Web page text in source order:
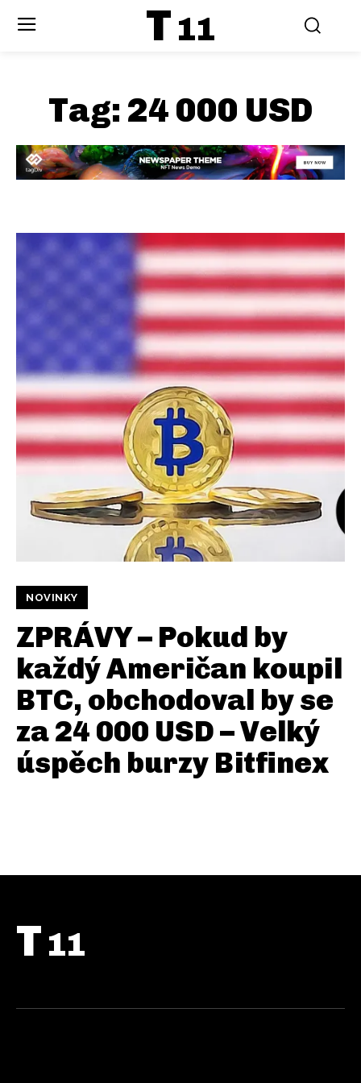
T 11
Tag: 24 000 USD
NOVINKY
ZPRÁVY – Pokud by
každý Američan koupil
BTC, obchodoval by se
za 24 000 USD – Velký
úspěch burzy Bitfinex
T 11